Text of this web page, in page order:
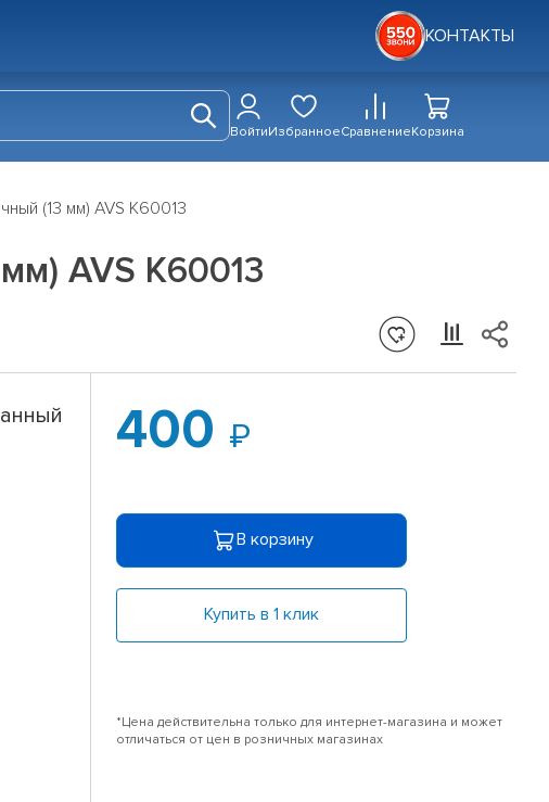
КОНТАКТЫ
ВойтиИзбранноеСравнениеКорзина
(13 мм) AVS K60013
AVS K60013
400
В корзину
Купить в 1 клик
*Цена действительна только для интернет-магазина и может
отличаться от цен в розничных магазинах